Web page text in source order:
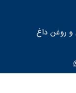
و روغن داغ